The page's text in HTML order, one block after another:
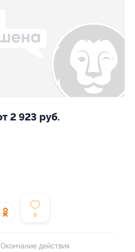
2 923 руб.
0
Окончание действия